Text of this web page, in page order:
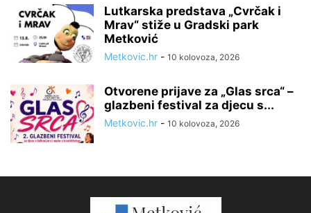
Lutkarska predstava „Cvrčak i
Mrav“ stiže u Gradski park
Metković
Metkovic.hr - 10 kolovoza, 2026
Otvorene prijave za „Glas srca“ –
glazbeni festival za djecu s...
Metkovic.hr - 10 kolovoza, 2026